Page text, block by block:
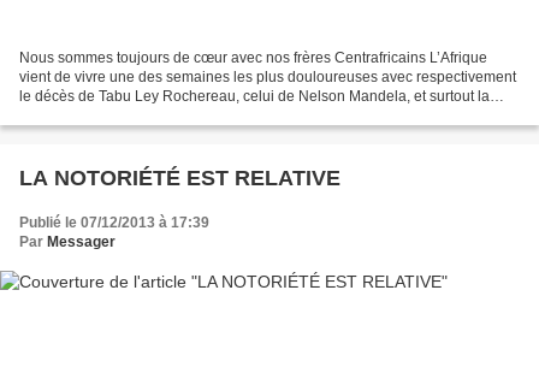
Nous sommes toujours de cœur avec nos frères Centrafricains L’Afrique
vient de vivre une des semaines les plus douloureuses avec respectivement
le décès de Tabu Ley Rochereau, celui de Nelson Mandela, et surtout la
LA NOTORIÉTÉ EST RELATIVE
Publié le 07/12/2013 à 17:39
Par Messager